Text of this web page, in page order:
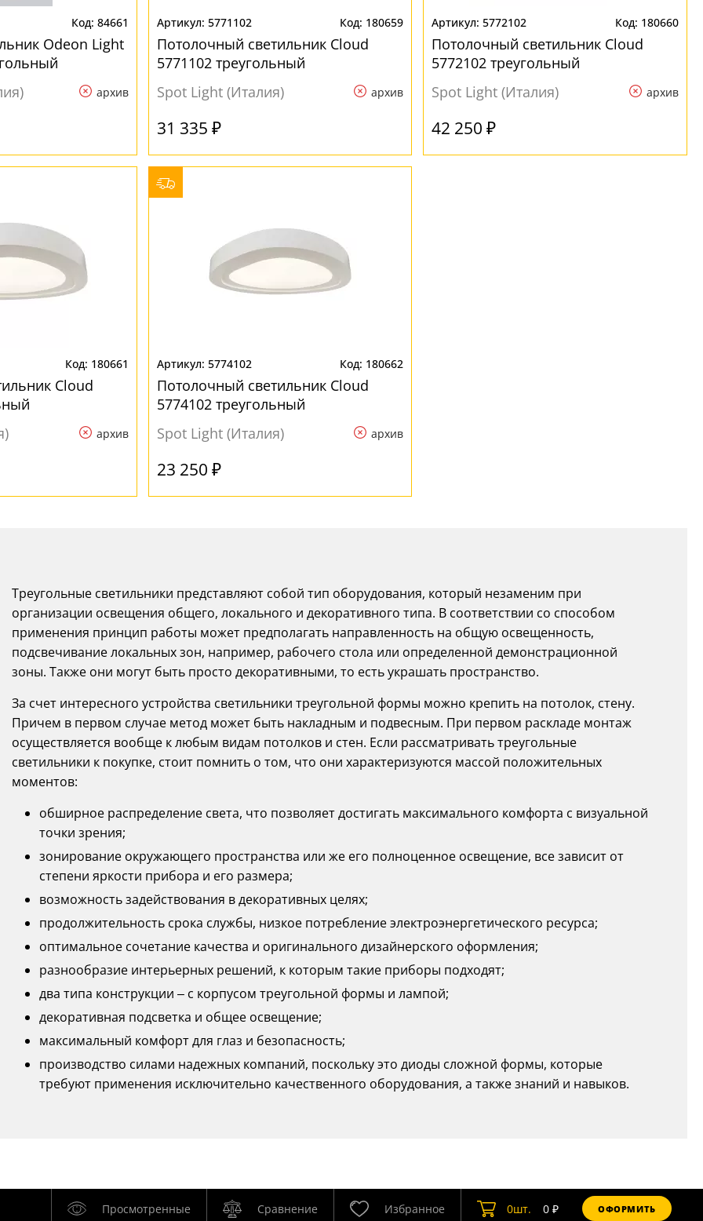
84661
Odeon Light
архив
5771102 180659
Потолочный светильник Cloud
5771102 треугольный
Spot Light (Италия)
архив
31 335 ₽
5772102 180660
Потолочный светильник Cloud
5772102 треугольный
Spot Light (Италия)
архив
42 250 ₽
180661
Cloud
архив
5774102 180662
Потолочный светильник Cloud
5774102 треугольный
Spot Light (Италия)
архив
23 250 ₽
Треугольные светильники представляют собой тип оборудования, который незаменим при
организации освещения общего, локального и декоративного типа. В соответствии со способом
применения принцип работы может предполагать направленность на общую освещенность,
подсвечивание локальных зон, например, рабочего стола или определенной демонстрационной
зоны. Также они могут быть просто декоративными, то есть украшать пространство.
За счет интересного устройства светильники треугольной формы можно крепить на потолок, стену.
Причем в первом случае метод может быть накладным и подвесным. При первом раскладе монтаж
осуществляется вообще к любым видам потолков и стен. Если рассматривать треугольные
светильники к покупке, стоит помнить о том, что они характеризуются массой положительных
моментов:
обширное распределение света, что позволяет достигать максимального комфорта с визуальной
точки зрения;
зонирование окружающего пространства или же его полноценное освещение, все зависит от
степени яркости прибора и его размера;
возможность задействования в декоративных целях;
продолжительность срока службы, низкое потребление электроэнергетического ресурса;
оптимальное сочетание качества и оригинального дизайнерского оформления;
разнообразие интерьерных решений, к которым такие приборы подходят;
два типа конструкции – с корпусом треугольной формы и лампой;
декоративная подсветка и общее освещение;
максимальный комфорт для глаз и безопасность;
производство силами надежных компаний, поскольку это диоды сложной формы, которые
требуют применения исключительно качественного оборудования, а также знаний и навыков.
Просмотренные Сравнение Избранное 0шт. 0₽ ОФОРМИТЬ